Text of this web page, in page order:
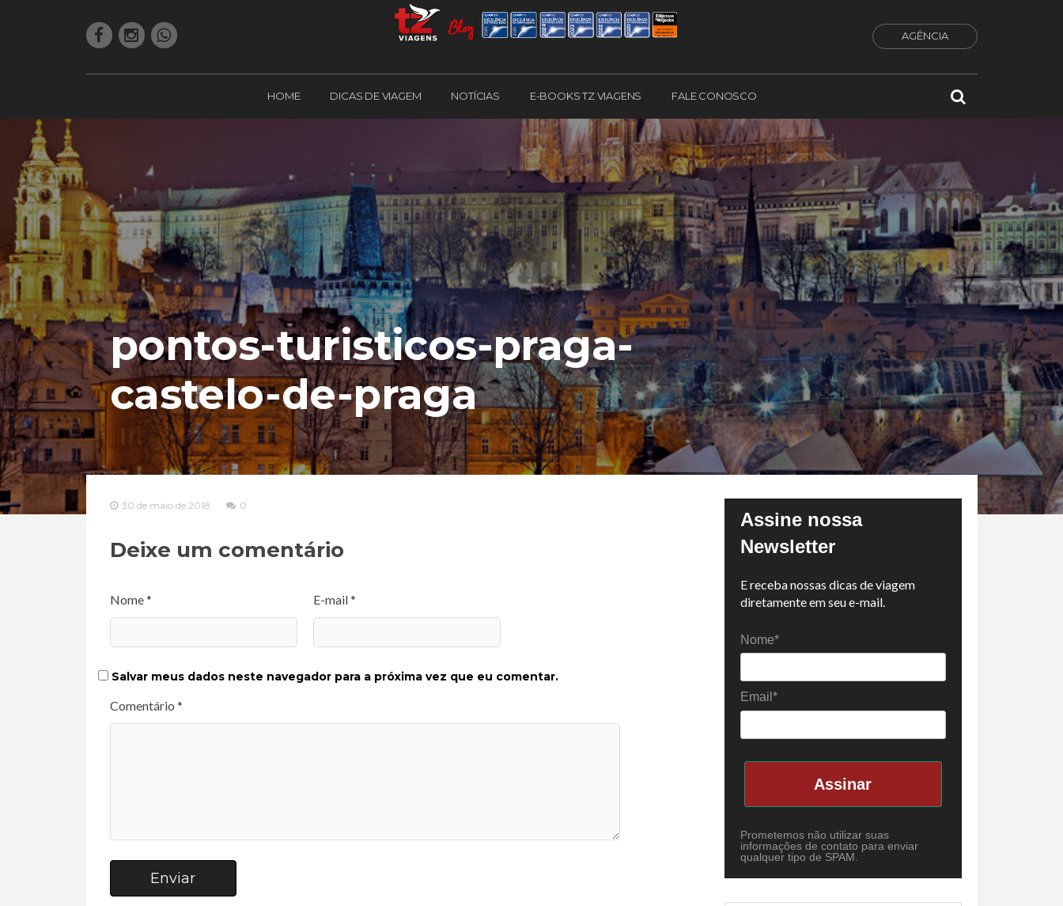
AGÊNCIA
HOME DICAS DE VIAGEM NOTÍCIAS E-BOOKS TZ VIAGENS FALE CONOSCO
pontos-turisticos-praga-
castelo-de-praga
30 de maio de 2018 0
Deixe um comentário
Nome * E-mail *
Salvar meus dados neste navegador para a próxima vez que eu comentar.
Comentário *
Enviar
Assine nossa
Newsletter
E receba nossas dicas de viagem
diretamente em seu e-mail.
Nome*
Email*
Assinar
Prometemos não utilizar suas
informações de contato para enviar
qualquer tipo de SPAM.